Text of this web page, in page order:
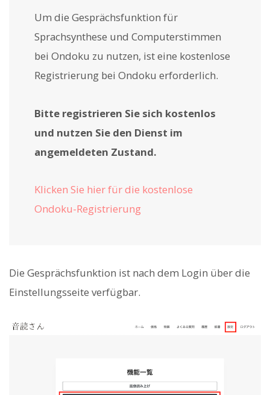
Um die Gesprächsfunktion für
Sprachsynthese und Computerstimmen
bei Ondoku zu nutzen, ist eine kostenlose
Registrierung bei Ondoku erforderlich.
Bitte registrieren Sie sich kostenlos
und nutzen Sie den Dienst im
angemeldeten Zustand.
Klicken Sie hier für die kostenlose
Ondoku-Registrierung
Die Gesprächsfunktion ist nach dem Login über die
Einstellungsseite verfügbar.